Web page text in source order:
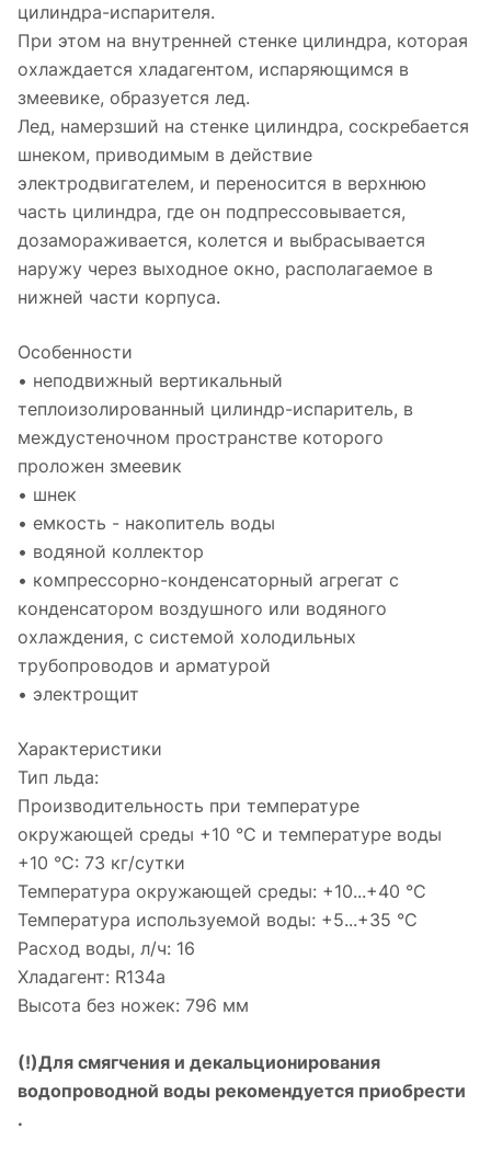
цилиндра-испарителя.
При этом на внутренней стенке цилиндра, которая
охлаждается хладагентом, испаряющимся в
змеевике, образуется лед.
Лед, намерзший на стенке цилиндра, соскребается
шнеком, приводимым в действие
электродвигателем, и переносится в верхнюю
часть цилиндра, где он подпрессовывается,
дозамораживается, колется и выбрасывается
наружу через выходное окно, располагаемое в
нижней части корпуса.
Особенности
• неподвижный вертикальный
теплоизолированный цилиндр-испаритель, в
междустеночном пространстве которого
проложен змеевик
• шнек
• емкость - накопитель воды
• водяной коллектор
• компрессорно-конденсаторный агрегат с
конденсатором воздушного или водяного
охлаждения, с системой холодильных
трубопроводов и арматурой
• электрощит
Характеристики
Тип льда:
Производительность при температуре
окружающей среды +10 °С и температуре воды
+10 °С: 73 кг/сутки
Температура окружающей среды: +10...+40 °С
Температура используемой воды: +5...+35 °С
Расход воды, л/ч: 16
Хладагент: R134a
Высота без ножек: 796 мм
(!)Для смягчения и декальционирования
водопроводной воды рекомендуется приобрести
.